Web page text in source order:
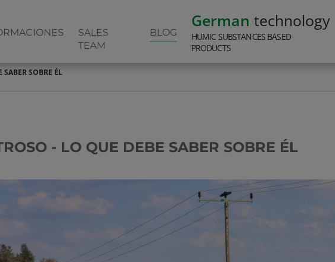
SALES
TEAM
BLOG
German technology
HUMIC SUBSTANCES BASED
PRODUCTS
SOBRE ÉL
- LO QUE DEBE SABER SOBRE ÉL